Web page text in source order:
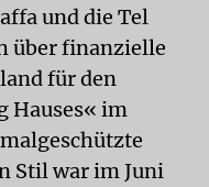
und die Tel
über finanzielle
für den
Hauses« im
Stil war im Juni